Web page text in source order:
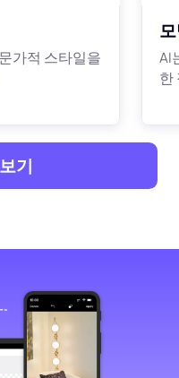
가적 스타일을
AI
한
기